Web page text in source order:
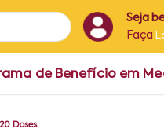
Seja
Faça
de Benefício em
Doses